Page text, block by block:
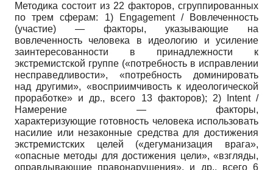
Методика состоит из 22 факторов, сгруппированных
по трем сферам: 1) Engagement / Вовлеченность
(участие) — факторы, указывающие на
вовлеченность человека в идеологию и усиление
заинтересованности в принадлежности к
экстремистской группе («потребность в исправлении
несправедливости», «потребность доминировать
над другими», «восприимчивость к идеологической
проработке» и др., всего 13 факторов); 2) Intent /
Намерение — факторы,
характеризующие готовность человека использовать
насилие или незаконные средства для достижения
экстремистских целей («дегуманизация врага»,
«опасные методы для достижения цели», «взгляды,
оправдывающие правонарушения», и др., всего 6